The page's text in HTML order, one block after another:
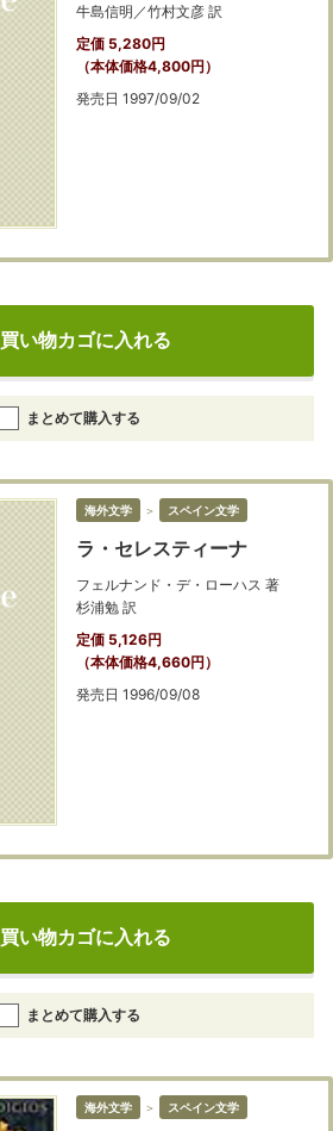
牛島信明／竹村文彦 訳
定価 5,280円
（本体価格4,800円）
発売日 1997/09/02
買い物カゴに入れる
まとめて購入する
海外文学 ＞ スペイン文学
ラ・セレスティーナ
フェルナンド・デ・ローハス 著
杉浦勉 訳
定価 5,126円
（本体価格4,660円）
発売日 1996/09/08
買い物カゴに入れる
まとめて購入する
海外文学 ＞ スペイン文学